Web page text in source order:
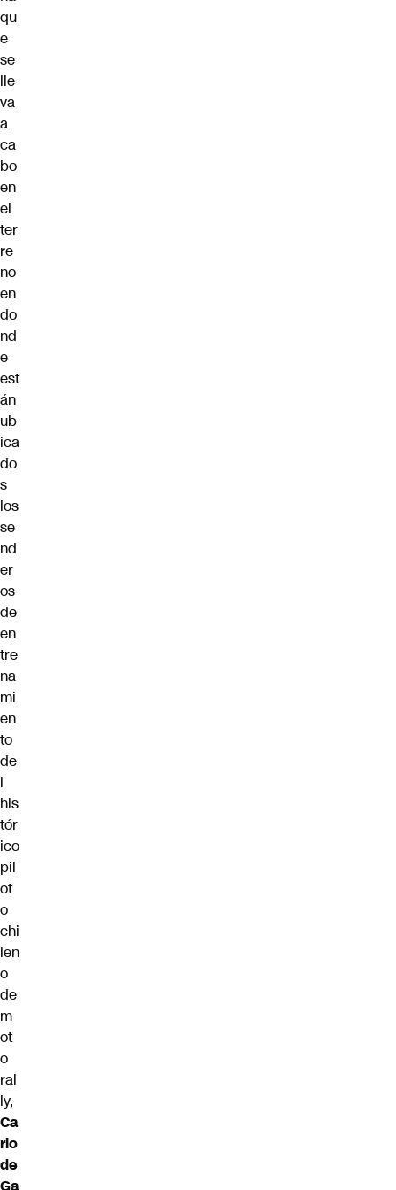
qu
e
se
lle
va
a
ca
bo
en
el
ter
re
no
en
do
nd
e
est
án
ub
ica
do
s
los
se
nd
er
os
de
en
tre
na
mi
en
to
de
l
his
tór
ico
pil
ot
o
chi
len
o
de
m
ot
o
ral
ly,
Ca
rlo
de
Ga